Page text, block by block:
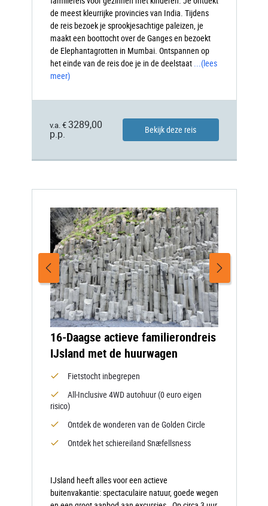
de meest kleurrijke provincies van India. Tijdens
de reis bezoek je sprookjesachtige paleizen, je
maakt een boottocht over de Ganges en bezoekt
de Elephantagrotten in Mumbai. Ontspannen op
het einde van de reis doe je in de deelstaat ...(lees
meer)
v.a. € 3289,00
p.p.
Bekijk deze reis
16-Daagse actieve familierondreis
IJsland met de huurwagen
Fietstocht inbegrepen
All-Inclusive 4WD autohuur (0 euro eigen
risico)
Ontdek de wonderen van de Golden Circle
Ontdek het schiereiland Snæfellsness
IJsland heeft alles voor een actieve
buitenvakantie: spectaculaire natuur, goede wegen